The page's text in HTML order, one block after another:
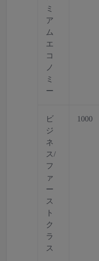
ミ
ア
ム
エ
コ
ノ
ミ
ー
ビ
ジ
ネ
ス/
フ
ァ
ー
ス
ト
ク
ラ
ス
1000